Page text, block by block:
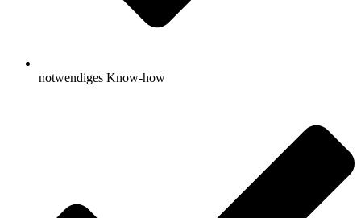
notwendiges Know-how